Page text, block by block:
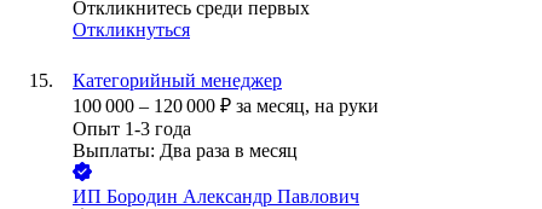
Откликнитесь среди первых
Откликнуться
Категорийный менеджер
100 000 – 120 000 ₽ за месяц, на руки
Опыт 1-3 года
Выплаты: Два раза в месяц
ИП Бородин Александр Павлович